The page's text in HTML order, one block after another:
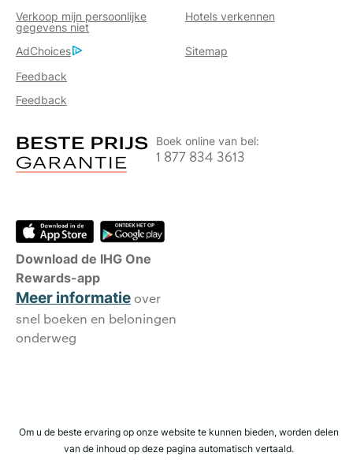
Verkoop mijn persoonlijke
gegevens niet
Hotels verkennen
AdChoices
Sitemap
Feedback
Feedback
Boek online van bel:
1 877 834 3613
Download de IHG One
Rewards-app
Meer informatie over
snel boeken en beloningen
onderweg
Om u de beste ervaring op onze website te kunnen bieden, worden delen
van de inhoud op deze pagina automatisch vertaald.